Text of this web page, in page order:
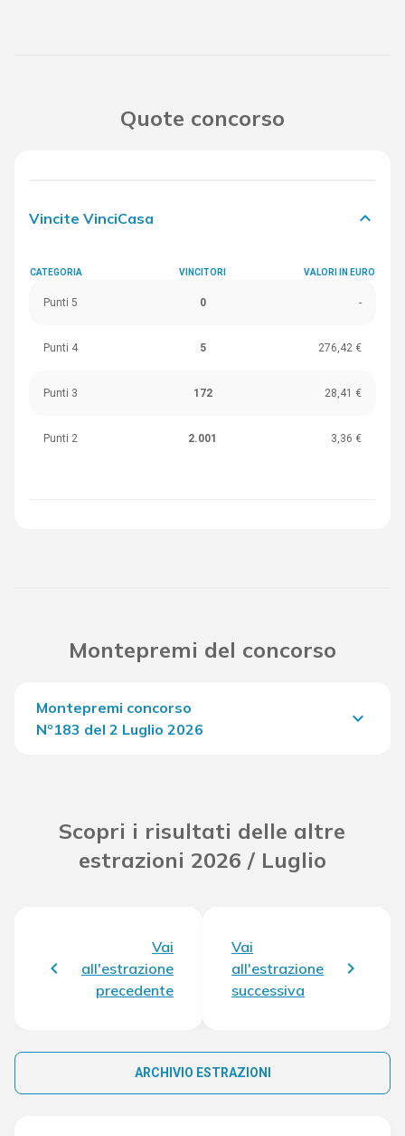
Quote concorso
Vincite VinciCasa keyboard_arrow_down
CATEGORIA VINCITORI VALORI IN EURO
Punti 5 0 -
Punti 4 5 276,42 €
Punti 3 172 28,41 €
Punti 2 2.001 3,36 €
Montepremi del concorso
Montepremi concorso
Nº183 del 2 Luglio 2026
keyboard_arrow_down
Scopri i risultati delle altre
estrazioni 2026 / Luglio
Vai
all'estrazione
precedente
Vai
all'estrazione
successiva
ARCHIVIO ESTRAZIONI